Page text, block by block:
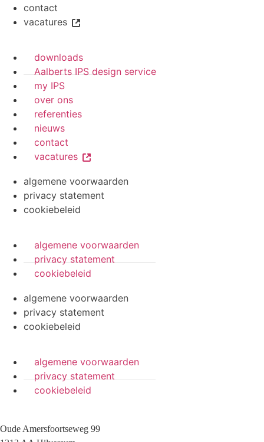
contact
vacatures
downloads
Aalberts IPS design service
my IPS
over ons
referenties
nieuws
contact
vacatures
algemene voorwaarden
privacy statement
cookiebeleid
algemene voorwaarden
privacy statement
cookiebeleid
algemene voorwaarden
privacy statement
cookiebeleid
algemene voorwaarden
privacy statement
cookiebeleid
Oude Amersfoortseweg 99